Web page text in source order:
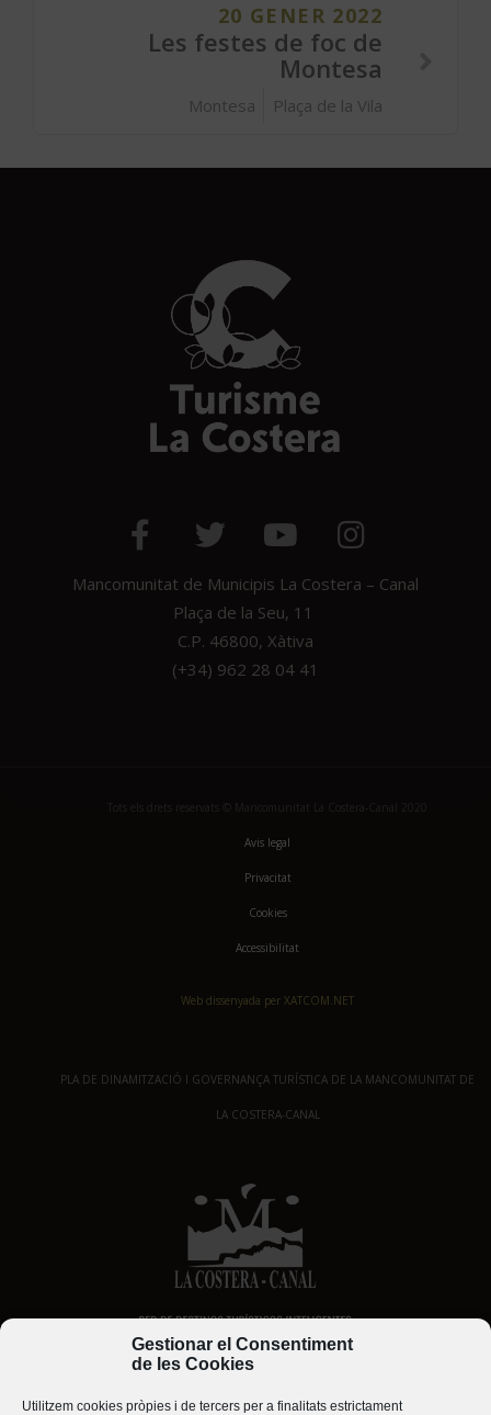
Gestionar el Consentiment
de les Cookies
Utilitzem cookies pròpies i de tercers per a finalitats estrictament
20 GENER 2022
Les festes de foc de
Montesa
Montesa Plaça de la Vila
Mancomunitat de Municipis La Costera – Canal
Plaça de la Seu, 11
C.P. 46800, Xàtiva
(+34) 962 28 04 41
Avis legal
Privacitat
Cookies
Accessibilitat
Web dissenyada per XATCOM.NET
PLA DE DINAMITZACIÓ I GOVERNANÇA TURÍSTICA DE LA MANCOMUNITAT DE
LA COSTERA-CANAL